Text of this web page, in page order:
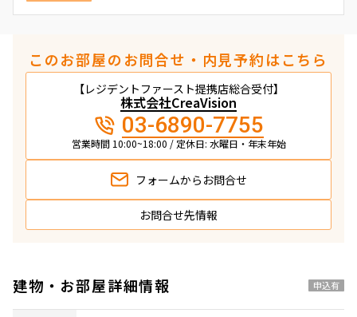
このお部屋のお問合せ・内見予約はこちら
【レジデントファースト提携店総合受付】
株式会社CreaVision
03-6890-7755
営業時間 10:00~18:00 / 定休日: 水曜日・年末年始
フォームから お問合せ
お問合せ先情報
建物・お部屋詳細情報 申込有